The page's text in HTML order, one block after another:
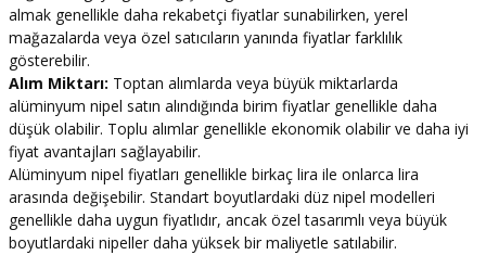
almak genellikle daha rekabetçi fiyatlar sunabilirken, yerel
mağazalarda veya özel satıcıların yanında fiyatlar farklılık
gösterebilir.
Alım Miktarı: Toptan alımlarda veya büyük miktarlarda
alüminyum nipel satın alındığında birim fiyatlar genellikle daha
düşük olabilir. Toplu alımlar genellikle ekonomik olabilir ve daha iyi
fiyat avantajları sağlayabilir.
Alüminyum nipel fiyatları genellikle birkaç lira ile onlarca lira
arasında değişebilir. Standart boyutlardaki düz nipel modelleri
genellikle daha uygun fiyatlıdır, ancak özel tasarımlı veya büyük
boyutlardaki nipeller daha yüksek bir maliyetle satılabilir.